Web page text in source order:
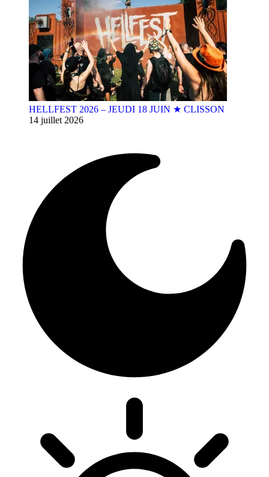
HELLFEST 2026 – JEUDI 18 JUIN ★ CLISSON
14 juillet 2026